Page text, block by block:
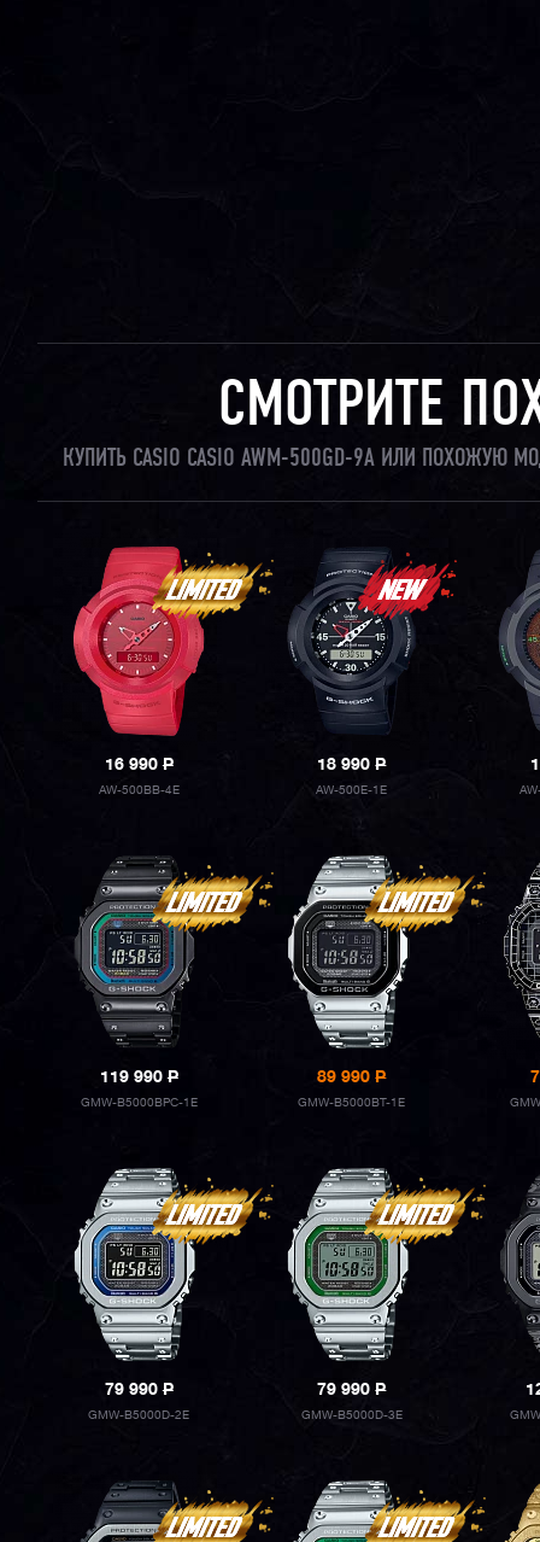
СМОТРИТЕ
КУПИТЬ CASIO CASIO AWM-500GD-9A ИЛИ ПОХОЖУЮ
16 990P
AW-500BB-4E
18 990P
AW-500E-1E
119 990P
GMW-B5000BPC-1E
89 990P
GMW-B5000BT-1E
79 990P
GMW-B5000D-2E
79 990P
GMW-B5000D-3E